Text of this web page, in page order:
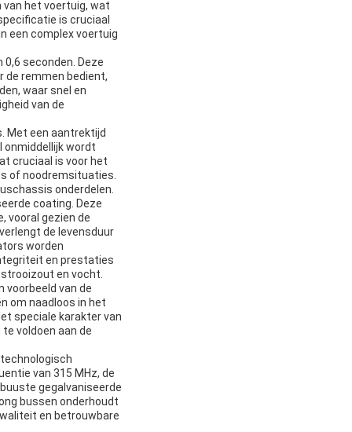
het voertuig, wat
is cruciaal
een complex voertuig
seconden. Deze
de remmen bedient,
waar snel en
van de
Met een aantrektijd
onmiddellijk wordt
cruciaal is voor het
of noodremsituaties.
onderdelen.
coating. Deze
vooral gezien de
de levensduur
worden
en prestaties
en vocht.
voorbeeld van de
om naadloos in het
speciale karakter van
voldoen aan de
van 315 MHz, de
gegalvaniseerde
bussen onderhoudt
en betrouwbare